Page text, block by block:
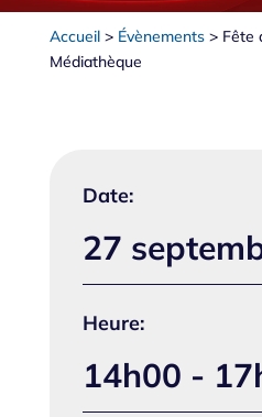
Accueil> Évènements> Fête
Médiathèque
Date:
27
Heure:
14h00 -